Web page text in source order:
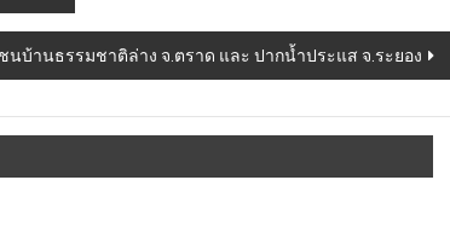
นบ้านธรรมชาติล่าง จ.ตราด และ ปากน้ำประแส จ.ระยอง